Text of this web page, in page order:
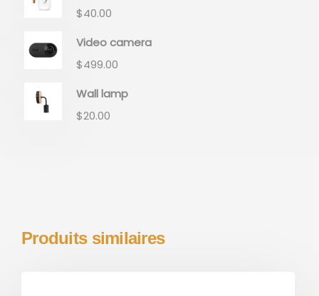
$40.00
Video camera
$499.00
Wall lamp
$20.00
Produits similaires